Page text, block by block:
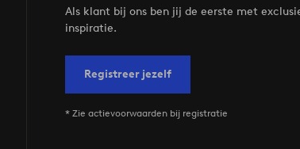
Als klant bij ons ben jij de eerste met
inspiratie.
Registreer jezelf
* Zie actievoorwaarden bij registratie